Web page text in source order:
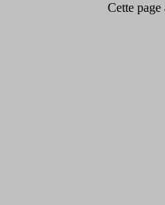
Cette page